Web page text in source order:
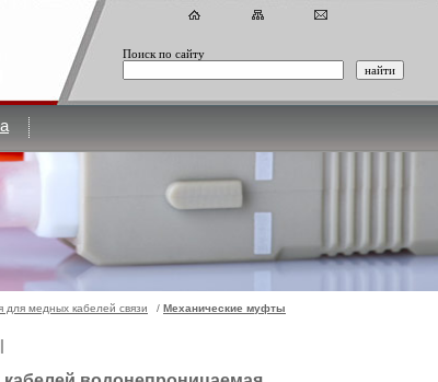
Поиск по сайту
для медных кабелей связи / Механические муфты